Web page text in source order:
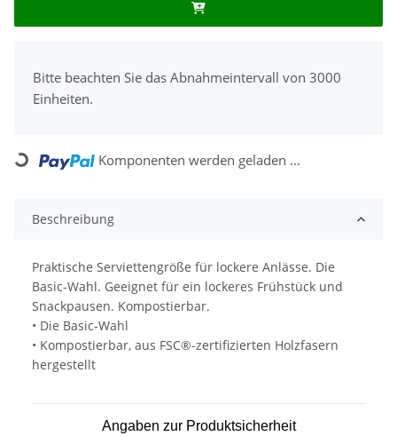
Bitte beachten Sie das Abnahmeintervall von 3000
Einheiten.
Loading... Komponenten werden geladen ...
Beschreibung
Praktische Serviettengröße für lockere Anlässe. Die
Basic-Wahl. Geeignet für ein lockeres Frühstück und
Snackpausen. Kompostierbar.
• Die Basic-Wahl
• Kompostierbar, aus FSC®-zertifizierten Holzfasern
hergestellt
Angaben zur Produktsicherheit